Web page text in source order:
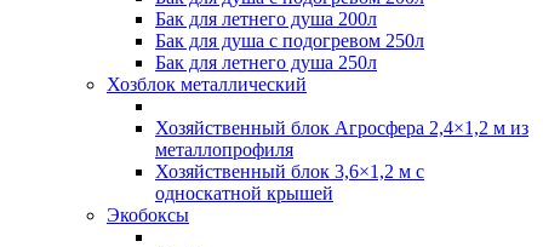
Бак для летнего душа 200л
Бак для душа с подогревом 250л
Бак для летнего душа 250л
Хозблок металлический
Хозяйственный блок Агросфера 2,4×1,2 м из
металлопрофиля
Хозяйственный блок 3,6×1,2 м с
односкатной крышей
Экобоксы